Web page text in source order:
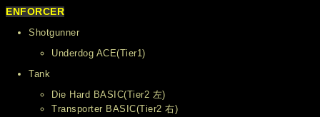
ENFORCER
Shotgunner
Underdog ACE(Tier1)
Tank
Die Hard BASIC(Tier2 左)
Transporter BASIC(Tier2 右)